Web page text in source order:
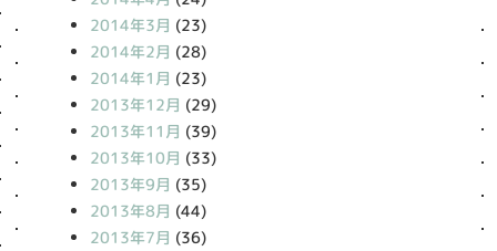
2014年3月 (23)
2014年2月 (28)
2014年1月 (23)
2013年12月 (29)
2013年11月 (39)
2013年10月 (33)
2013年9月 (35)
2013年8月 (44)
2013年7月 (36)